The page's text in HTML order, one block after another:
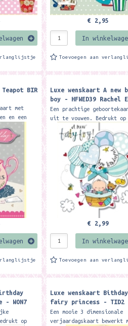
€ 2,95
In
Toevoegen aan
BIR
met
en een
12,7
Ellen
Luxe wenskaart A new
boy - HFWED39 Rachel
Design
Een prachtige
uit te vouwen. Bedrukt op
stevig papier en bewerkt
fijne glitters. Inclusief
envelop. Formaat:17 x
cm....
€ 2,99
In
Toevoegen aan
- WON7
op
Luxe wenskaart
fairy princess - TID2
Rachel Ellen Designs
Een mooie 3 dimensionale
verjaardagskaart bewerkt